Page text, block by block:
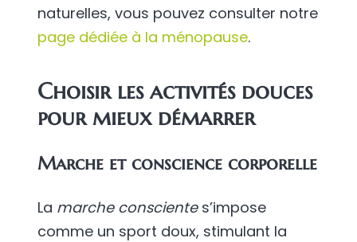
naturelles, vous pouvez consulter notre
page dédiée à la ménopause.
Choisir les activités douces
pour mieux démarrer
Marche et conscience corporelle
La marche conscientes’impose
comme un sport doux, stimulant la